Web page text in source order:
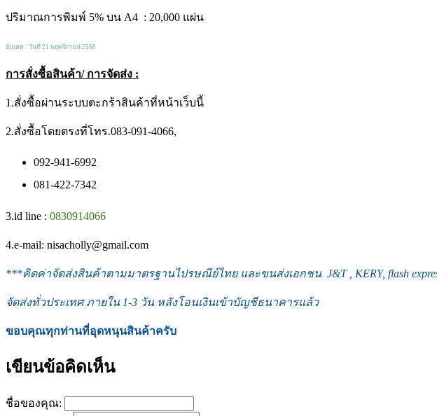
ปริมาณการพิมพ์ 5% บน A4 : 20,000 แผ่น
อัปเดต : วันที่ 21 พฤศจิกายน 2568
การสั่งซื้อสินค้า/ การจัดส่ง :
1.สั่งซื้อผ่านระบบตะกร้าสินค้าที่หน้าเว็บนี้
2.สั่งซื้อโดยตรงที่โทร.083-091-4066,
092-941-6992
081-422-7342
3.id line : 0830914066
4.e-mail: nisacholly@gmail.com
***คิดค่าจัดส่งสินค้าตามมาตรฐานไปรษณีย์ไทย และขนส่งเอกชน J&T , KERY, flash
จัดส่งทั่วประเทศ ภายใน 1-3 วัน หลังโอนเงินเข้าบัญชีธนาคารแล้ว
ขอบคุณทุกท่านที่อุดหนุนสินค้าครับ
เขียนข้อคิดเห็น
ชื่อของคุณ: